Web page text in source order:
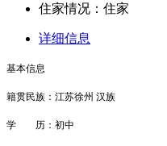
住家情况：住家
详细信息
基本信息
籍贯民族：江苏徐州 汉族
学 历：初中